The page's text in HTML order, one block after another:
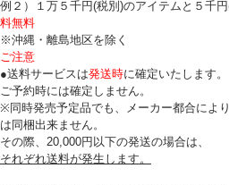
例２）１万５千円(税別)のアイテムと５千
料無料
※沖縄・離島地区を除く
ご注意
●送料サービスは発送時に確定いたします。
ご予約時には確定しません。
※同時発売予定品でも、メーカー都合によ
は同梱出来ません。
その際、20,000円以下の発送の場合は、
それぞれ送料が発生します。